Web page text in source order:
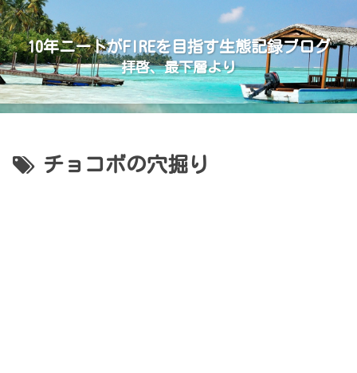
10年ニートがFIREを目指す生態記録ブログ
拝啓、最下層より
チョコボの穴掘り